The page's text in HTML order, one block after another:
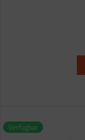
Verfügbar